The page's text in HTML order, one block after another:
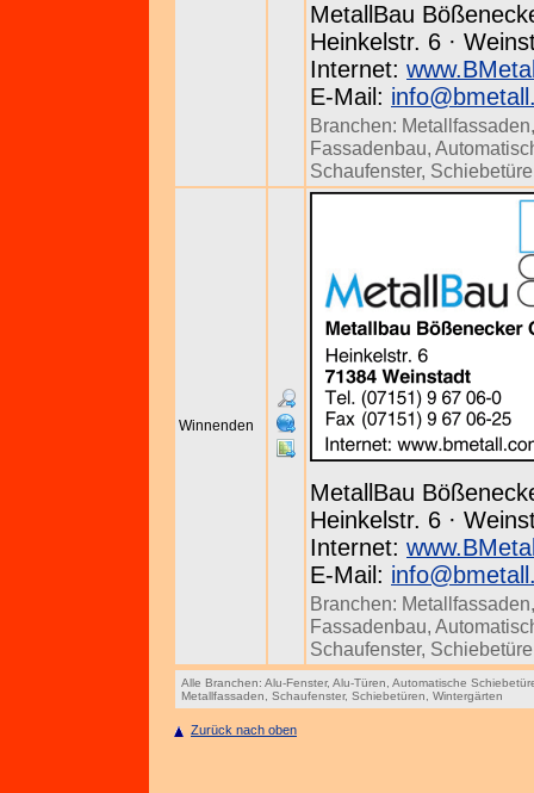
MetallBau
Heinkelstr. 6 ·
Internet:
E-Mail:
Branchen: Metallfassaden
Fassadenbau,
Schaufenster,
Winnenden
MetallBau
Heinkelstr. 6 ·
Internet:
E-Mail:
Branchen: Metallfassaden
Fassadenbau,
Schaufenster,
Alle Branchen: Alu-Fenster, Alu-Türen Automatische
Metallfassaden
Schaufenster, Schiebetüren Wintergärten
Zurück nach oben